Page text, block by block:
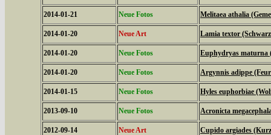
2014-01-21 Neue Fotos Melitaea athalia
2014-01-20 Neue Art Lamia textor
2014-01-20 Neue Fotos Euphydryas maturna
2014-01-20 Neue Fotos Argynnis adippe
2014-01-15 Neue Fotos Hyles euphorbiae
2013-09-10 Neue Fotos Acronicta
2012-09-14 Neue Art Cupido argiades